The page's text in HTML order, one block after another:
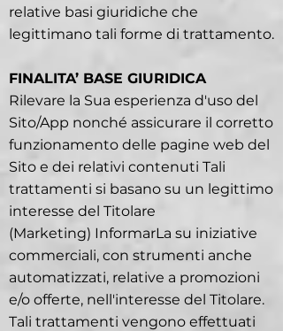
relative basi giuridiche che
legittimano tali forme di trattamento.
FINALITA’ BASE GIURIDICA
Rilevare la Sua esperienza d'uso del
Sito/App nonché assicurare il corretto
funzionamento delle pagine web del
Sito e dei relativi contenuti Tali
trattamenti si basano su un legittimo
interesse del Titolare
(Marketing) InformarLa su iniziative
commerciali, con strumenti anche
automatizzati, relative a promozioni
e/o offerte, nell'interesse del Titolare.
Tali trattamenti vengono effettuati